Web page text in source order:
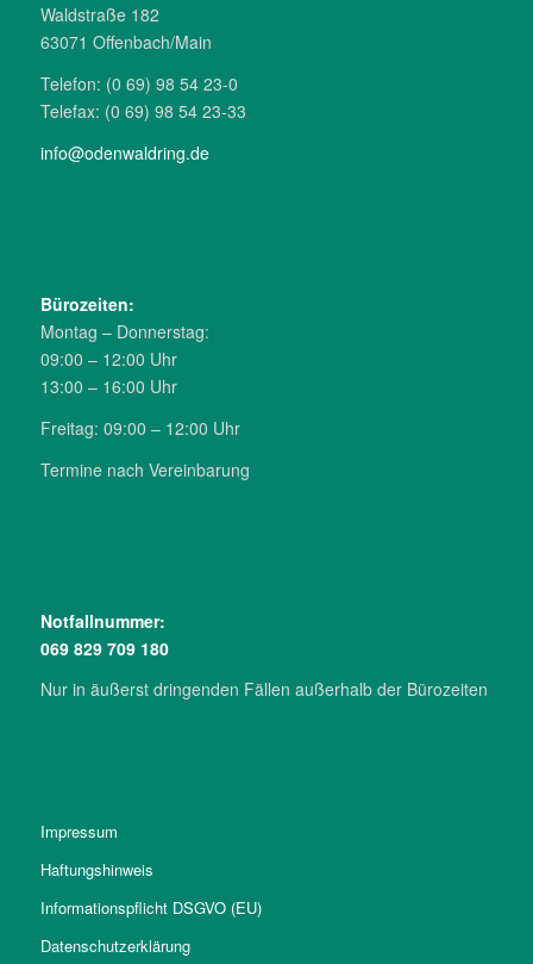
Waldstraße 182
63071 Offenbach/­Main
Telefon: (0 69) 98 54 23-0
Telefax: (0 69) 98 54 23-33
info@odenwal­dring.de
Büro­zeiten:
Montag – Donnerstag:
09:00 – 12:00 Uhr
13:00 – 16:00 Uhr
Freitag: 09:00 – 12:00 Uhr
Termine nach Verein­barung
Notfall­nummer:
069 829 709 180
Nur in äußerst drin­genden Fällen außerhalb der Büro­zeiten
Im­pres­sum
Haf­tungs­hinweis
Infor­mations­pflicht DSGVO (EU)
Daten­schutz­erklärung